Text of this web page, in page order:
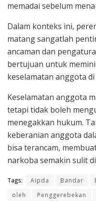
memadai sebelum
Dalam konteks ini,
matang sangatlah
ancaman dan
bertujuan untuk
keselamatan anggota
Keselamatan anggota
tetapi tidak boleh
menegakkan hukum.
keberanian anggota
bisa terancam,
narkoba semakin sulit
Tags: Aipda Bandar
oleh
Penggerebekan